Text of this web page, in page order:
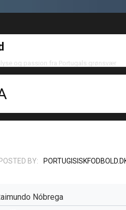
og passion fra Portugals grønsvær
POSTED BY:
Nóbrega